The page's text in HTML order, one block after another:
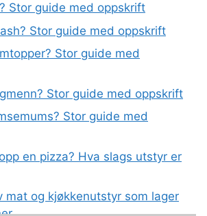
Stor guide med oppskrift
Stor guide med oppskrift
Stor guide med
Stor guide med oppskrift
Stor guide med
en pizza? Hva slags utstyr er
mat og kjøkkenutstyr som lager